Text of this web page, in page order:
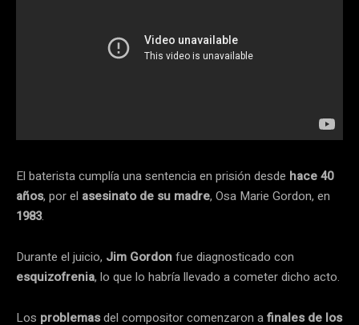
El baterista cumplía una sentencia en prisión desde hace 40
años, por el asesinato de su madre, Osa Marie Gordon, en
1983.
Durante el juicio, Jim Gordonfue diagnosticado con
esquizofrenia, lo que lo habría llevado a cometer dicho acto.
Los problemasdel compositor comenzaron afinales de los